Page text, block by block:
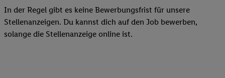
In der Regel gibt es keine Bewerbungsfrist für unsere
Stellenanzeigen. Du kannst dich auf den Job bewerben,
solange die Stellenanzeige online ist.